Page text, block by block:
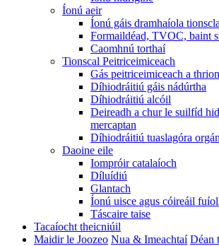
Íonú aeir
Íonú gáis dramhaíola
Formaildéad, TVOC, baint
Caomhnú torthaí
Tionscal Peitriceimiceach
Gás peitriceimiceach a
Díhiodráitiú gáis nádúrtha
Díhiodráitiú alcóil
Deireadh a chur le suilfíd
mercaptan
Díhiodráitiú tuaslagóra
Daoine eile
Iompróir catalaíoch
Díluídiú
Glantach
Íonú uisce agus cóireáil
Táscaire taise
Tacaíocht theicniúil
Maidir le Joozeo Nua & Imeachtaí Déan